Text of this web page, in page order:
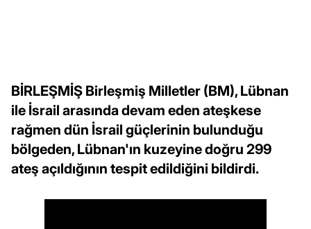
BİRLEŞMİŞ Birleşmiş Milletler (BM), Lübnan
ile İsrail arasında devam eden ateşkese
rağmen dün İsrail güçlerinin bulunduğu
bölgeden, Lübnan'ın kuzeyine doğru 299
ateş açıldığının tespit edildiğini bildirdi.